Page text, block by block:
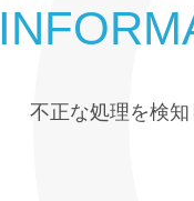
不正な処理を検知